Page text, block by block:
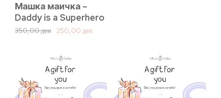
Машка маичка –
Daddy is a Superhero
350,00ден 250,00 ден